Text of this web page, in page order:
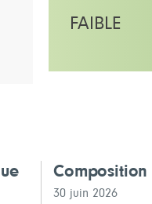
FAIBLE
30 juin 2026